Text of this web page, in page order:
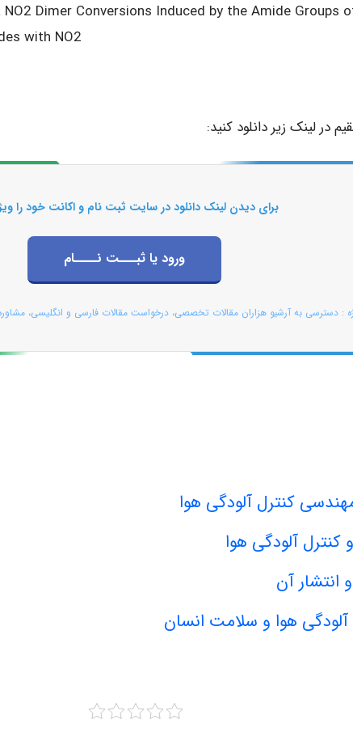
Dimer Conversions Induced by the Amide Groups
with NO2
در لینک زیر دانلود کنید:
برای دیدن لینک دانلود در سایت ثبت نام و اکانت خود را
ورود یا ثبـــت نــــام
: دسترسی به آرشیو هزاران مقالات تخصصی، درخواست مقالات فارسی و انگلیسی،
کنترل آلودگی هوا
آلودگی هوا
انتشار آن
آلودگی هوا و سلامت انسان